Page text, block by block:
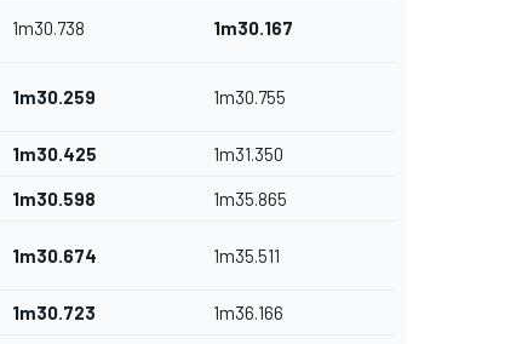
1m30.738 1m30.167
1m30.259 1m30.755
1m30.425 1m31.350
1m30.598 1m35.865
1m30.674 1m35.511
1m30.723 1m36.166